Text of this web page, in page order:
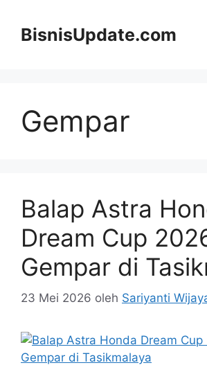
BisnisUpdate.com
Gempar
Balap Astra
Dream Cup
Gempar di
23 Mei 2026 oleh Sariyanti